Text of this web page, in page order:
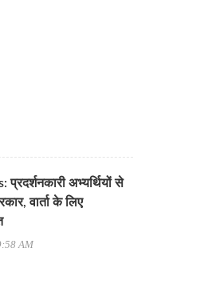
अभ्यर्थियों से
वार्ता के लिए
AM